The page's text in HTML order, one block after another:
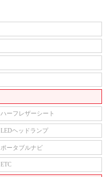
ハーフレザーシート
LEDヘッドランプ
ポータブルナビ
ETC